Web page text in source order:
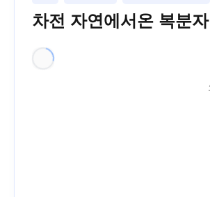
차전 자연에서온 복분